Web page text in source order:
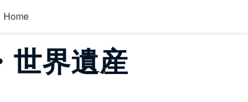
Home
世界遺産